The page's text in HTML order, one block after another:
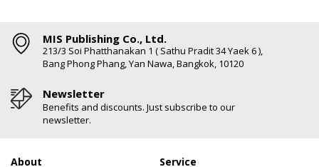
MIS Publishing Co., Ltd.
213/3 Soi Phatthanakan 1 ( Sathu Pradit 34 Yaek 6 ),
Bang Phong Phang, Yan Nawa, Bangkok, 10120
Newsletter
Benefits and discounts. Just subscribe to our
newsletter.
About Service